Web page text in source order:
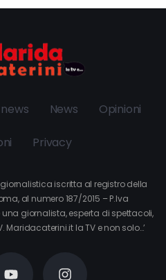
News Opinioni
Privacy
iscritta al registro della
al numero 187/2015 – P.Iva
giornalista, esperta di spettacoli,
la TV e non solo…’